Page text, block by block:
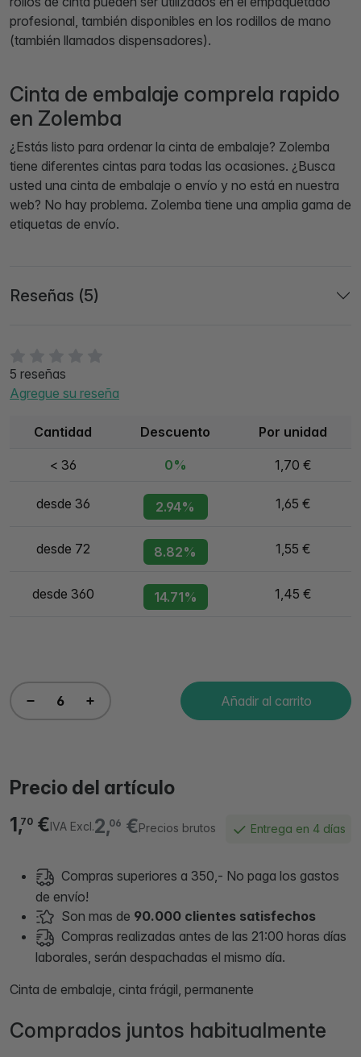
5 reseñas
Agregue su reseña
Cantidad Descuento Por unidad
< 36 0% 1,70 €
desde 36 2.94% 1,65 €
desde 72 8.82% 1,55 €
desde 360 14.71% 1,45 €
Añadir al carrito
Precio del artículo
2,06 €Precios brutos
1,70 €IVA Excl. Entrega en 4 días
Compras superiores a 350,- No paga los gastos
de envío!
Son mas de 90.000 clientes satisfechos
Compras realizadas antes de las 21:00 horas días
laborales, serán despachadas el mismo día.
Cinta de embalaje, cinta frágil, permanente
Comprados juntos habitualmente
profesional, también disponibles en los rodillos de mano
(también llamados dispensadores).
Cinta de embalaje comprela rapido
en Zolemba
¿Estás listo para ordenar la cinta de embalaje? Zolemba
tiene diferentes cintas para todas las ocasiones. ¿Busca
usted una cinta de embalaje o envío y no está en nuestra
web? No hay problema. Zolemba tiene una amplia gama de
etiquetas de envío.
Reseñas (5)